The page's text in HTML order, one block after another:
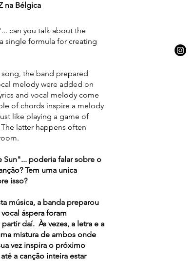
na Bélgica
can you talk about the
single formula for creating
the band prepared
melody were added on
and vocal melody come
of chords inspire a melody
like playing a game of
latter happens often
Sun"... poderia falar sobre o
Tem uma unica
isso?
música, a banda preparou
áspera foram
daí. Às vezes, a letra e a
mistura de ambos onde
vez inspira o próximo
a canção inteira estar